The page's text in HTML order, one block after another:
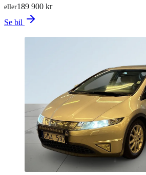
189 900 kr
eller
Se bil